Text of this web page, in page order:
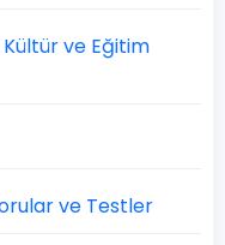
Kültür ve Eğitim
ve Testler